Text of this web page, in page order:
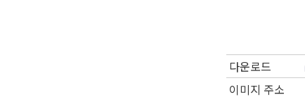
다운로드
이미지 주소